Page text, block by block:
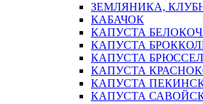
ЗЕМЛЯНИКА,
КАБАЧОК
КАПУСТА
КАПУСТА
КАПУСТА
КАПУСТА
КАПУСТА
КАПУСТА